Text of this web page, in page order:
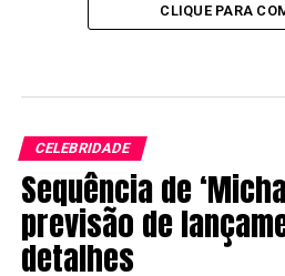
CLIQUE PARA
CELEBRIDADE
Sequência de
previsão de
detalhes